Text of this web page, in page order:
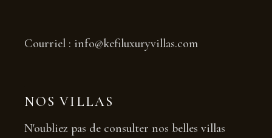
Courriel : info@kefiluxuryvillas.com
NOS VILLAS
N'oubliez pas de consulter nos belles villas